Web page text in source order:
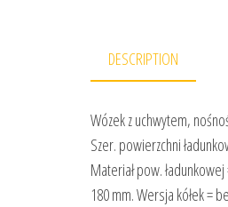
DESCRIPTION
Wózek z uchwytem,
Szer. powierzchni
Materiał pow.
180 mm. Wersja kółek =